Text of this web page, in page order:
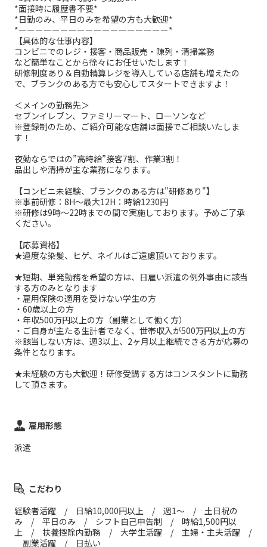
*面接時に履歴書不要*
*日勤のみ、平日のみを希望の方も大歓迎*
*ーーーーーーーーーーーーーーーーーー*
【具体的な仕事内容】
コンビニでのレジ・接客・商品販売・陳列・清掃業務
など簡単なことから徐々にお任せいたします！
研修制度あり＆自動精算レジを導入している店舗も増えたの
で、ブランクのある方でも安心してスタートできますよ！
＜メインの勤務先＞
セブンイレブン、ファミリーマート、ローソンなど
※登録制のため、ご紹介可能な店舗は面接でご相談いたしま
す！
夜勤ならではの”高時給”接客7割、作業3割！
品出しや清掃が主な業務になります。
【コンビニ未経験、ブランクのある方は"研修あり"】
※事前研修：8H～最大12H：時給1230円
※研修は9時～22時までの間で実施しております。予めご了承
ください。
【応募資格】
★過度な染髪、ヒゲ、ネイルはご遠慮頂いております。
★短期、単発勤務を希望の方は、日雇い派遣の例外事由に該当
する方のみとなります
・雇用保険の適用を受けない学生の方
・60歳以上の方
・年収500万円以上の方（副業として働く方）
・ご自身が主たる生計者でなく、世帯収入が500万円以上の方
※該当しない方は、週3以上、2ヶ月以上継続できる方が応募の
条件となります。
★未経験の方も大歓迎！研修受講する方はコンスタントに勤務
して頂きます。
雇用形態
派遣
こだわり
経験者活躍 / 日給10,000円以上 / 週1～ / 土日祝の
み / 平日のみ / シフト自己申告制 / 時給1,500円以
上 / 扶養控除内勤務 / 大学生活躍 / 主婦・主夫活躍 /
副業活躍 / 日払い